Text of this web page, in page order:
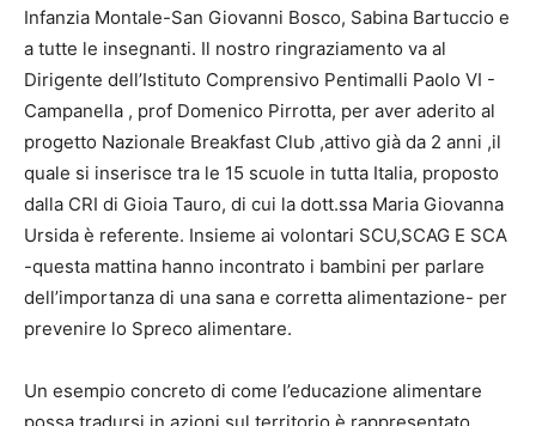
Infanzia Montale-San Giovanni Bosco, Sabina Bartuccio e
a tutte le insegnanti. Il nostro ringraziamento va al
Dirigente dell’Istituto Comprensivo Pentimalli Paolo VI -
Campanella , prof Domenico Pirrotta, per aver aderito al
progetto Nazionale Breakfast Club ,attivo già da 2 anni ,il
quale si inserisce tra le 15 scuole in tutta Italia, proposto
dalla CRI di Gioia Tauro, di cui la dott.ssa Maria Giovanna
Ursida è referente. Insieme ai volontari SCU,SCAG E SCA
-questa mattina hanno incontrato i bambini per parlare
dell’importanza di una sana e corretta alimentazione- per
prevenire lo Spreco alimentare.
Un esempio concreto di come l’educazione alimentare